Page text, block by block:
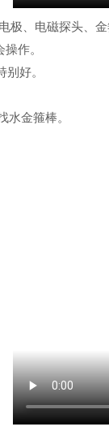
极、电磁探头、
作。
好。
水金箍棒。